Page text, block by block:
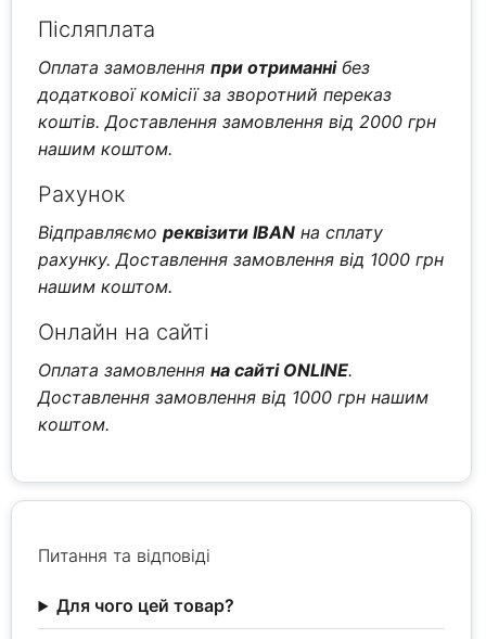
Післяплата
Оплата замовленняпри отриманнібез
додаткової комісії за зворотний переказ
коштів. Доставлення замовлення від 2000 грн
нашим коштом.
Рахунок
Відправляємореквізити IBAN на сплату
рахунку. Доставлення замовлення від 1000 грн
нашим коштом.
Онлайн на сайті
Оплата замовленняна сайті ONLINE.
Доставлення замовлення від 1000 грн нашим
коштом.
Питання та відповіді
Для чого цей товар?